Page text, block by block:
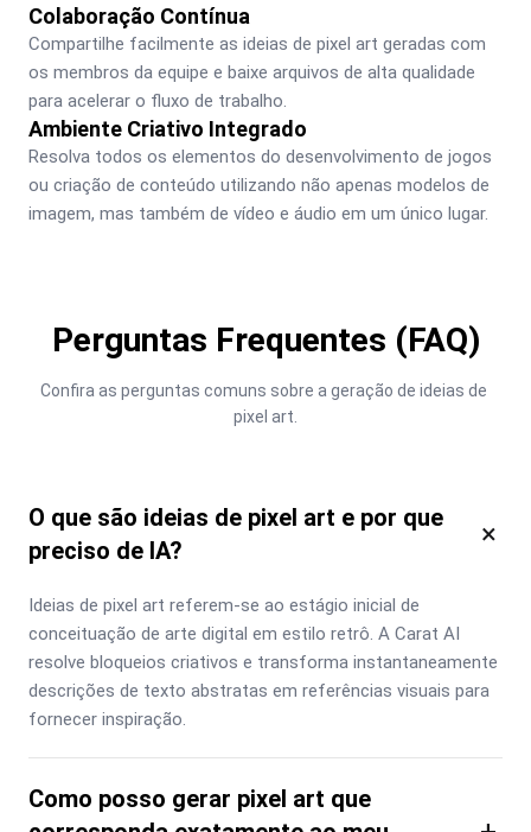
Colaboração Contínua
Compartilhe facilmente as ideias de pixel art geradas com
os membros da equipe e baixe arquivos de alta qualidade
para acelerar o fluxo de trabalho.
Ambiente Criativo Integrado
Resolva todos os elementos do desenvolvimento de jogos
ou criação de conteúdo utilizando não apenas modelos de
imagem, mas também de vídeo e áudio em um único lugar.
Perguntas Frequentes (FAQ)
Confira as perguntas comuns sobre a geração de ideias de
pixel art.
O que são ideias de pixel art e por que
preciso de IA?
×
Ideias de pixel art referem-se ao estágio inicial de
conceituação de arte digital em estilo retrô. A Carat AI
resolve bloqueios criativos e transforma instantaneamente
descrições de texto abstratas em referências visuais para
fornecer inspiração.
Como posso gerar pixel art que